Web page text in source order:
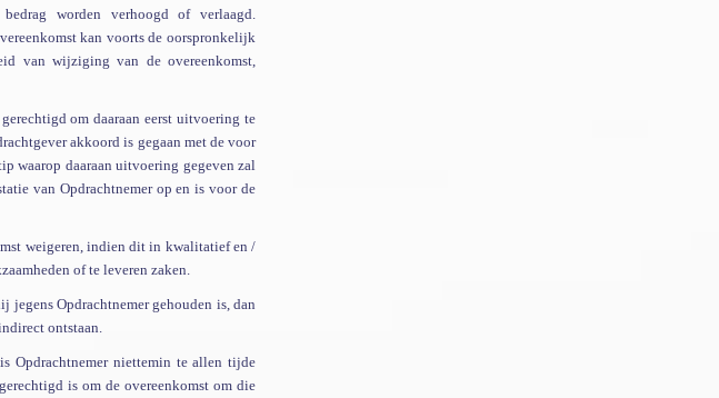
worden verhoogd of verlaagd.
kan voorts de oorspronkelijk
van wijziging van de overeenkomst,
om daaraan eerst uitvoering te
akkoord is gegaan met de voor
waarop daaraan uitvoering gegeven zal
van Opdrachtnemer op en is voor de
weigeren, indien ditin kwalitatief en /
of te leveren zaken.
Opdrachtnemer gehouden is, dan
ontstaan.
Opdrachtnemer niettemin te allen tijde
is om de overeenkomst om die